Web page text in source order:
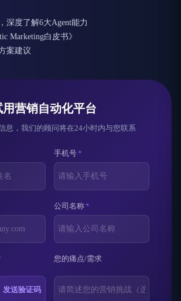
深度了解6大Agent能力
Marketing白皮书》
案建议
用营销自动化平台
息，我们的顾问将在24小时内与您联系
手机号*
公司名称*
发送验证码
您的痛点/需求